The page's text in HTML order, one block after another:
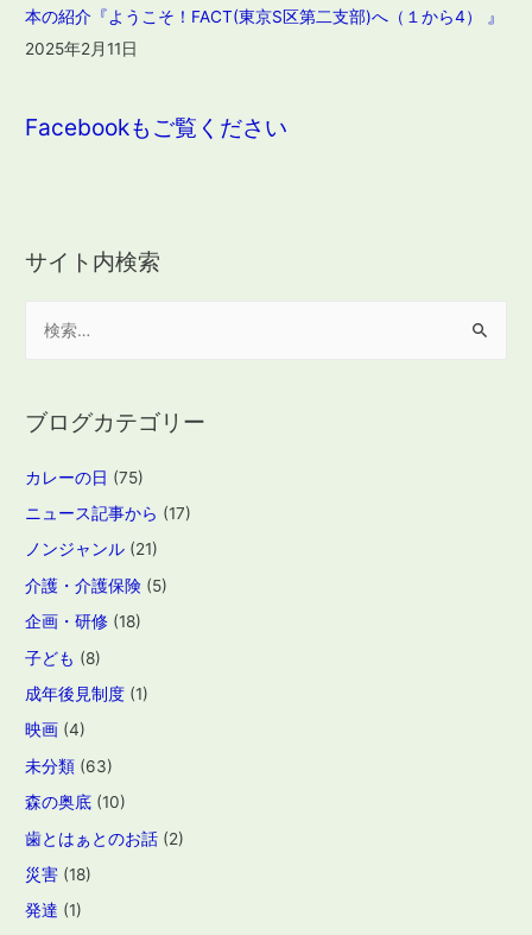
本の紹介『ようこそ！FACT(東京S区第二支部)へ（１から4） 』
2025年2月11日
Facebookもご覧ください
サイト内検索
ブログカテゴリー
カレーの日 (75)
ニュース記事から (17)
ノンジャンル (21)
介護・介護保険 (5)
企画・研修 (18)
子ども (8)
成年後見制度 (1)
映画 (4)
未分類 (63)
森の奥底 (10)
歯とはぁとのお話 (2)
災害 (18)
発達 (1)